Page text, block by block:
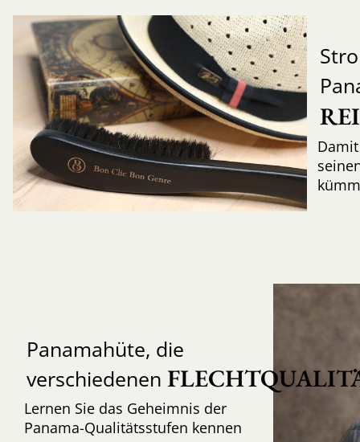
Panamahüte, die
verschiedenen
Lernen Sie das Geheimnis der
Panama-Qualitätsstufen kennen